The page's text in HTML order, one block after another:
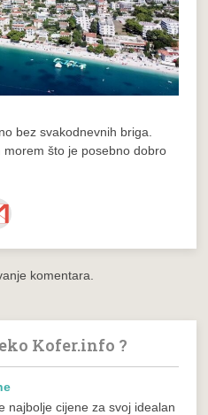
bez svakodnevnih briga.
morem što je posebno dobro
komentara.
Kofer.info ?
najbolje cijene za svoj idealan